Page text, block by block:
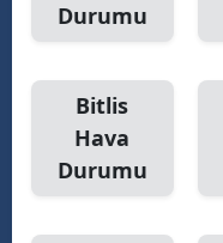
Durumu
Bitlis
Hava
Durumu